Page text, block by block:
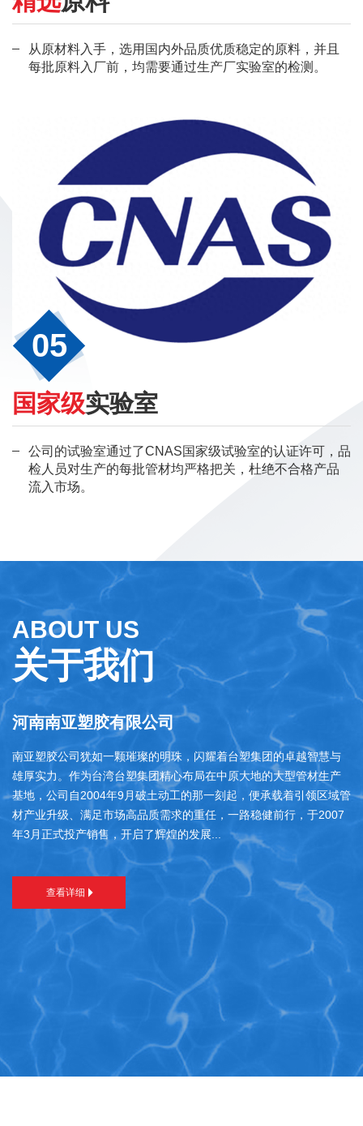
从原材料入手，选用国内外品质优质稳定的原料，并且
每批原料入厂前，均需要通过生产厂实验室的检测。
05
国家级实验室
公司的试验室通过了CNAS国家级试验室的认证许可，品
检人员对生产的每批管材均严格把关，杜绝不合格产品
流入市场。
ABOUT US
关于我们
河南南亚塑胶有限公司
南亚塑胶公司犹如一颗璀璨的明珠，闪耀着台塑集团的卓越智慧与
雄厚实力。作为台湾台塑集团精心布局在中原大地的大型管材生产
基地，公司自2004年9月破土动工的那一刻起，便承载着引领区域管
材产业升级、满足市场高品质需求的重任，一路稳健前行，于2007
年3月正式投产销售，开启了辉煌的发展...
查看详细